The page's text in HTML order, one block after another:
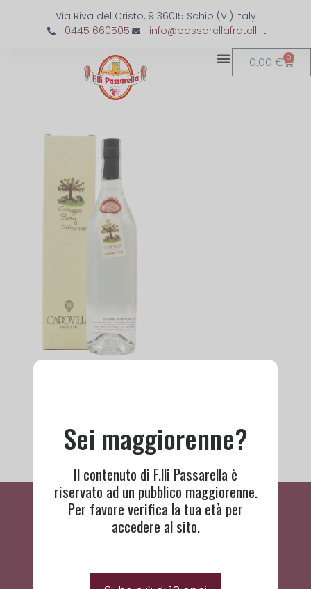
Via Riva del Cristo, 9 36015 Schio (Vi) Italy
0445 660505
info@passarellafratelli.it
0,00€ 0
Cosa Dicono Di Noi
Sei maggiorenne?
Il contenuto di F.lli Passarella è
riservato ad un pubblico maggiorenne.
Per favore verifica la tua età per
accedere al sito.